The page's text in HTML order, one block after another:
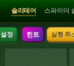
솔리테어 스파이더
설정 힌트 실행 취